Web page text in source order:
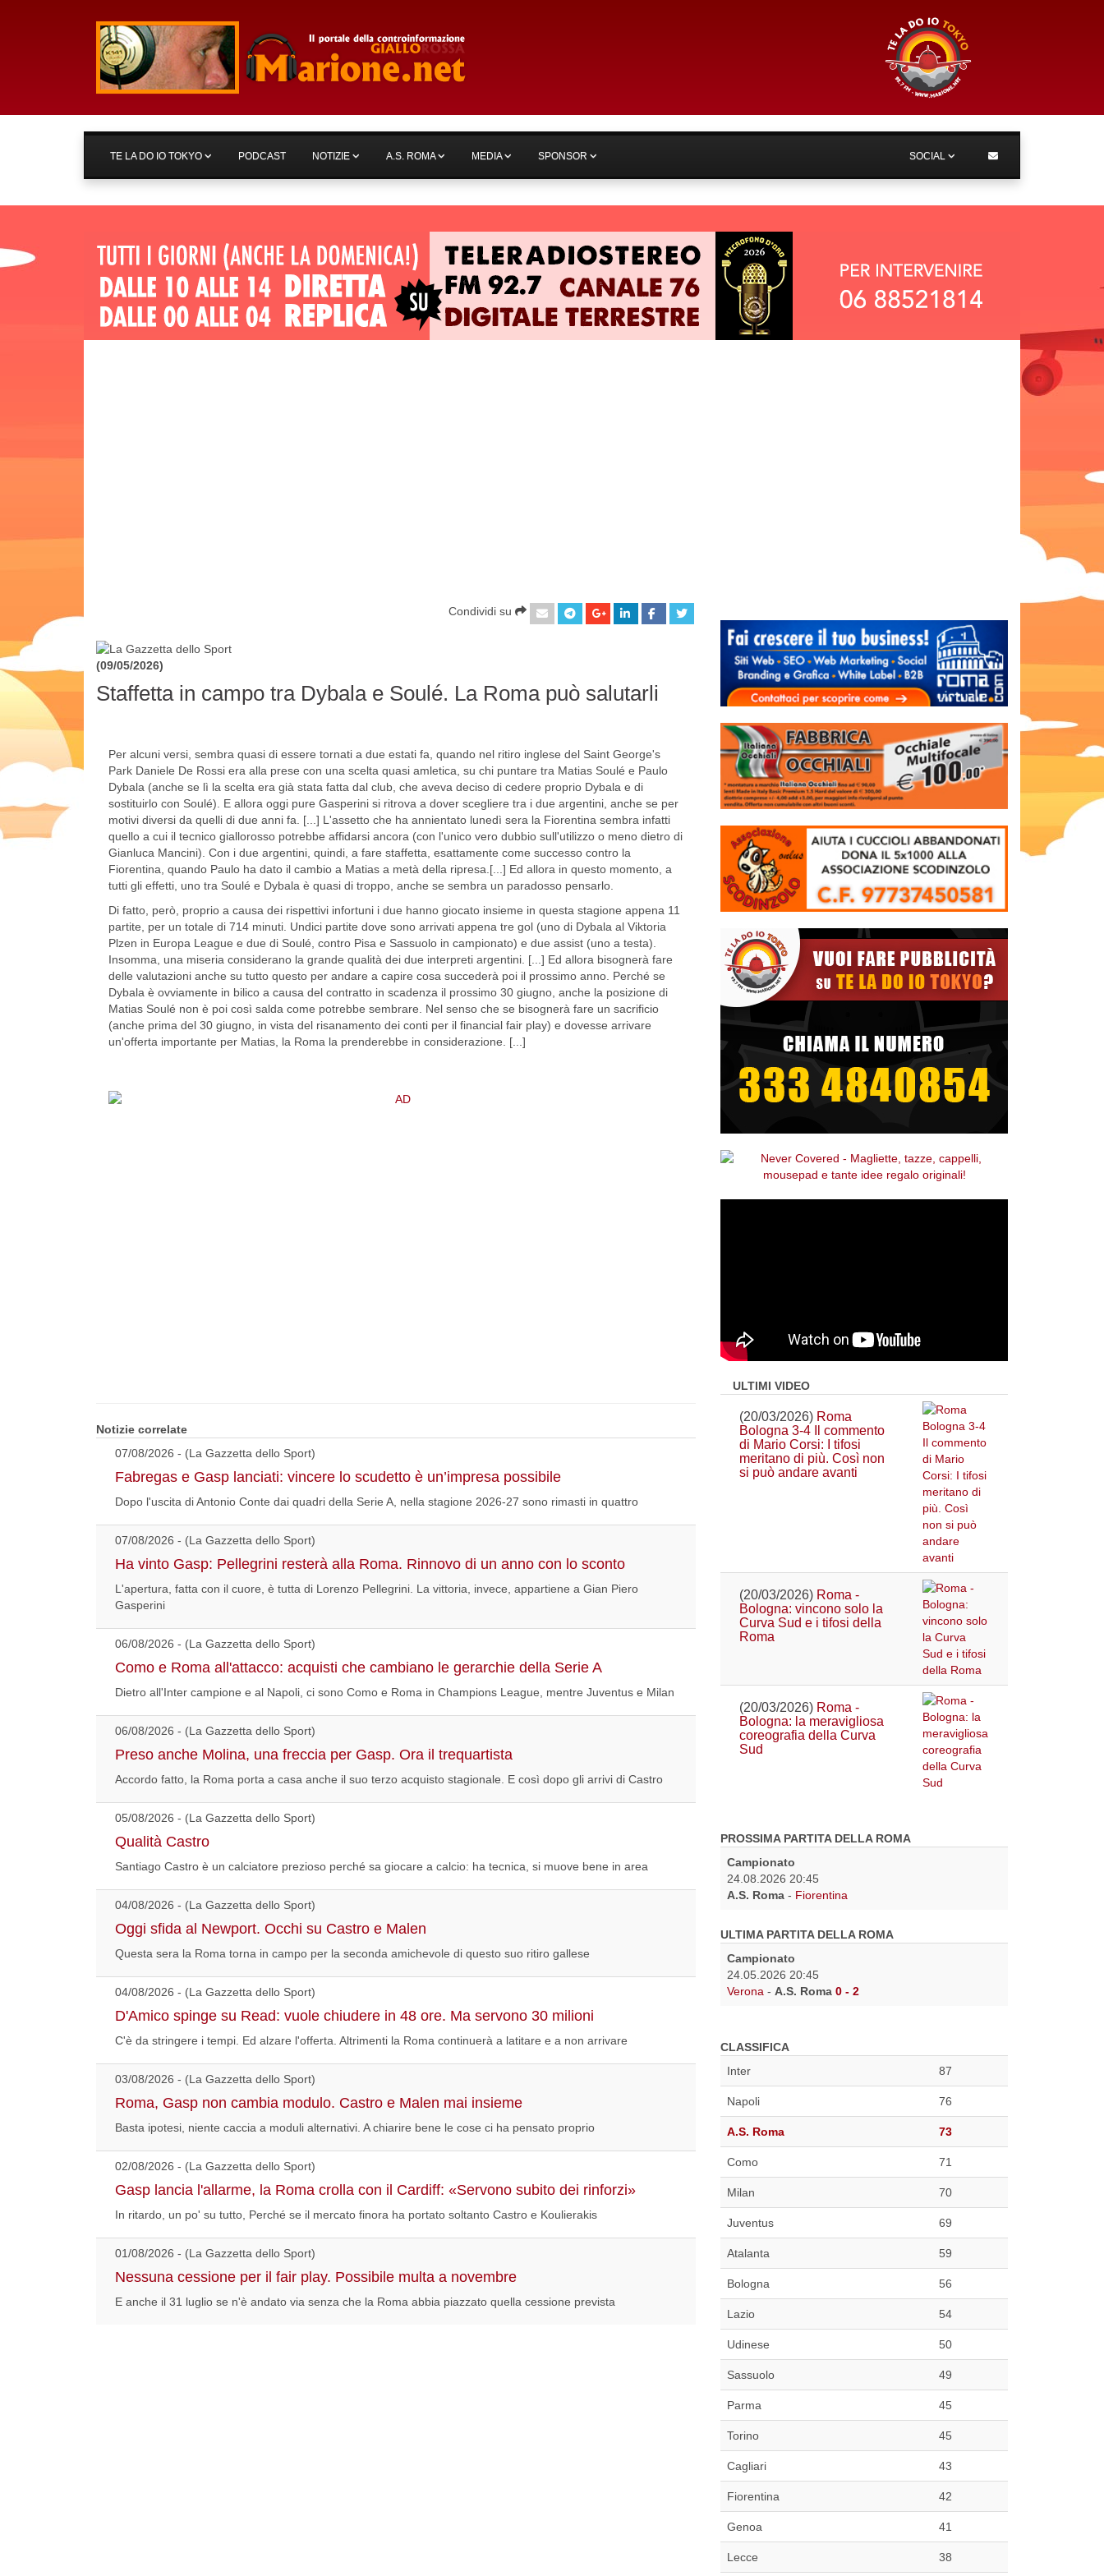
TE LA DO IO TOKYO PODCAST NOTIZIE A.S. ROMA MEDIA SPONSOR SOCIAL
Condividi su
(09/05/2026)
Staffetta in campo tra Dybala e Soulé. La Roma può salutarli
Per alcuni versi, sembra quasi di essere tornati a due estati fa, quando nel ritiro inglese del Saint George's
Park Daniele De Rossi era alla prese con una scelta quasi amletica, su chi puntare tra Matias Soulé e Paulo
Dybala (anche se lì la scelta era già stata fatta dal club, che aveva deciso di cedere proprio Dybala e di
sostituirlo con Soulé). E allora oggi pure Gasperini si ritrova a dover scegliere tra i due argentini, anche se per
motivi diversi da quelli di due anni fa. [...] L'assetto che ha annientato lunedì sera la Fiorentina sembra infatti
quello a cui il tecnico giallorosso potrebbe affidarsi ancora (con l'unico vero dubbio sull'utilizzo o meno dietro di
Gianluca Mancini). Con i due argentini, quindi, a fare staffetta, esattamente come successo contro la
Fiorentina, quando Paulo ha dato il cambio a Matias a metà della ripresa.[...] Ed allora in questo momento, a
tutti gli effetti, uno tra Soulé e Dybala è quasi di troppo, anche se sembra un paradosso pensarlo.
Di fatto, però, proprio a causa dei rispettivi infortuni i due hanno giocato insieme in questa stagione appena 11
partite, per un totale di 714 minuti. Undici partite dove sono arrivati appena tre gol (uno di Dybala al Viktoria
Plzen in Europa League e due di Soulé, contro Pisa e Sassuolo in campionato) e due assist (uno a testa).
Insomma, una miseria considerano la grande qualità dei due interpreti argentini. [...] Ed allora bisognerà fare
delle valutazioni anche su tutto questo per andare a capire cosa succederà poi il prossimo anno. Perché se
Dybala è ovviamente in bilico a causa del contratto in scadenza il prossimo 30 giugno, anche la posizione di
Matias Soulé non è poi così salda come potrebbe sembrare. Nel senso che se bisognerà fare un sacrificio
(anche prima del 30 giugno, in vista del risanamento dei conti per il financial fair play) e dovesse arrivare
un'offerta importante per Matias, la Roma la prenderebbe in considerazione. [...]
Notizie correlate
07/08/2026 - (La Gazzetta dello Sport)
Fabregas e Gasp lanciati: vincere lo scudetto è un’impresa possibile
Dopo l'uscita di Antonio Conte dai quadri della Serie A, nella stagione 2026-27 sono rimasti in quattro
07/08/2026 - (La Gazzetta dello Sport)
Ha vinto Gasp: Pellegrini resterà alla Roma. Rinnovo di un anno con lo sconto
L'apertura, fatta con il cuore, è tutta di Lorenzo Pellegrini. La vittoria, invece, appartiene a Gian Piero
Gasperini
06/08/2026 - (La Gazzetta dello Sport)
Como e Roma all'attacco: acquisti che cambiano le gerarchie della Serie A
Dietro all'Inter campione e al Napoli, ci sono Como e Roma in Champions League, mentre Juventus e Milan
06/08/2026 - (La Gazzetta dello Sport)
Preso anche Molina, una freccia per Gasp. Ora il trequartista
Accordo fatto, la Roma porta a casa anche il suo terzo acquisto stagionale. E così dopo gli arrivi di Castro
05/08/2026 - (La Gazzetta dello Sport)
Qualità Castro
Santiago Castro è un calciatore prezioso perché sa giocare a calcio: ha tecnica, si muove bene in area
04/08/2026 - (La Gazzetta dello Sport)
Oggi sfida al Newport. Occhi su Castro e Malen
Questa sera la Roma torna in campo per la seconda amichevole di questo suo ritiro gallese
04/08/2026 - (La Gazzetta dello Sport)
D'Amico spinge su Read: vuole chiudere in 48 ore. Ma servono 30 milioni
C'è da stringere i tempi. Ed alzare l'offerta. Altrimenti la Roma continuerà a latitare e a non arrivare
03/08/2026 - (La Gazzetta dello Sport)
Roma, Gasp non cambia modulo. Castro e Malen mai insieme
Basta ipotesi, niente caccia a moduli alternativi. A chiarire bene le cose ci ha pensato proprio
02/08/2026 - (La Gazzetta dello Sport)
Gasp lancia l'allarme, la Roma crolla con il Cardiff: «Servono subito dei rinforzi»
In ritardo, un po' su tutto, Perché se il mercato finora ha portato soltanto Castro e Koulierakis
01/08/2026 - (La Gazzetta dello Sport)
Nessuna cessione per il fair play. Possibile multa a novembre
E anche il 31 luglio se n'è andato via senza che la Roma abbia piazzato quella cessione prevista
ULTIMI VIDEO
(20/03/2026) Roma
Bologna 3-4 Il commento
di Mario Corsi: I tifosi
meritano di più. Così non
si può andare avanti
(20/03/2026) Roma -
Bologna: vincono solo la
Curva Sud e i tifosi della
Roma
(20/03/2026) Roma -
Bologna: la meravigliosa
coreografia della Curva
Sud
PROSSIMA PARTITA DELLA ROMA
Campionato
24.08.2026 20:45
A.S. Roma - Fiorentina
ULTIMA PARTITA DELLA ROMA
Campionato
24.05.2026 20:45
Verona - A.S. Roma 0 - 2
CLASSIFICA
Inter
87
Napoli 76
A.S. Roma 73
Como 71
Milan 70
Juventus 69
Atalanta 59
Bologna 56
Lazio 54
Udinese 50
Sassuolo 49
Parma 45
Torino 45
Cagliari 43
Fiorentina 42
Genoa 41
Lecce 38